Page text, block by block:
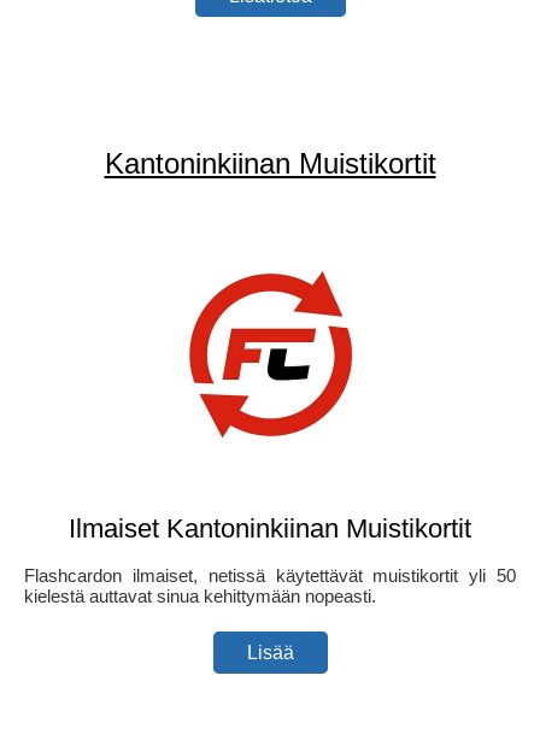
Kantoninkiinan Muistikortit
Ilmaiset Kantoninkiinan Muistikortit
Flashcardon ilmaiset, netissä käytettävät muistikortit yli 50
kielestä auttavat sinua kehittymään nopeasti.
Lisää